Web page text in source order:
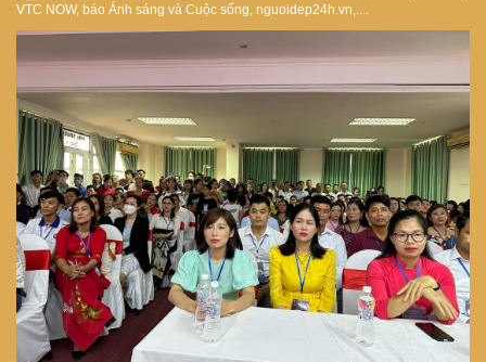
VTC NOW, báo Ánh sáng và Cuộc sống, nguoidep24h.vn,....